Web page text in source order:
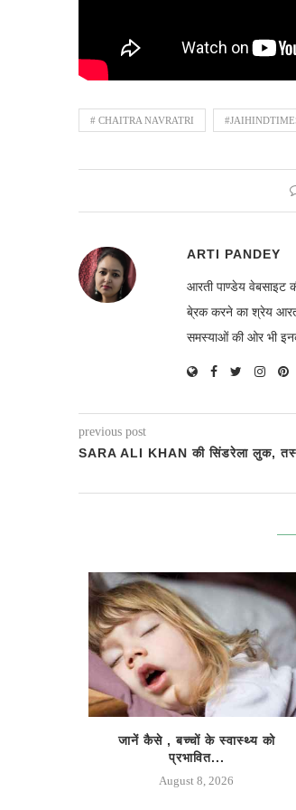
# CHAITRA NAVRATRI
ARTI PANDEY
आरती पाण्डेय वेबसाइट
बे्रक करने का श्रेय
समस्याओं की ओर भी
previous post
SARA ALI KHAN की सिंडरेला लुक,
जानें कैसे , बच्चों के स्वास्थ्य को
प्रभावित...
August 8, 2026